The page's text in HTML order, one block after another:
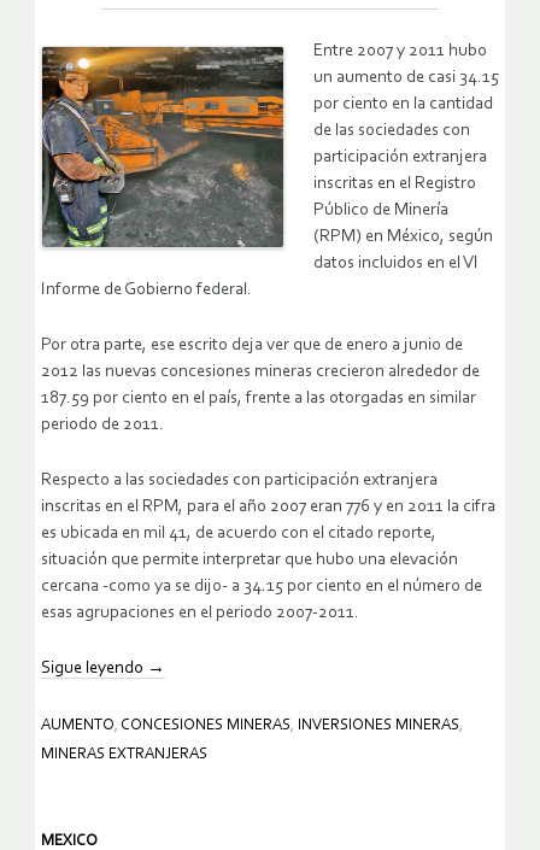
Entre 2007 y 2011 hubo
un aumento de casi 34.15
por ciento en la cantidad
de las sociedades con
participación extranjera
inscritas en el Registro
Público de Minería
(RPM) en México, según
datos incluidos en el VI
Informe de Gobierno federal.
Por otra parte, ese escrito deja ver que de enero a junio de
2012 las nuevas concesiones mineras crecieron alrededor de
187.59 por ciento en el país, frente a las otorgadas en similar
periodo de 2011.
Respecto a las sociedades con participación extranjera
inscritas en el RPM, para el año 2007 eran 776 y en 2011 la cifra
es ubicada en mil 41, de acuerdo con el citado reporte,
situación que permite interpretar que hubo una elevación
cercana -como ya se dijo- a 34.15 por ciento en el número de
esas agrupaciones en el periodo 2007-2011.
Sigue leyendo →
AUMENTO CONCESIONES MINERAS INVERSIONES MINERAS
MINERAS EXTRANJERAS
MEXICO